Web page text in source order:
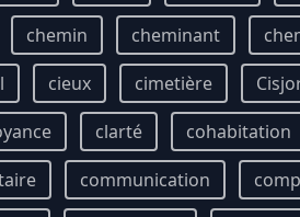
chemin cheminant
cieux cimetière
clarté cohabitation
communication